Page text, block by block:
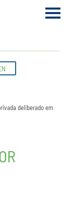
deliberado em